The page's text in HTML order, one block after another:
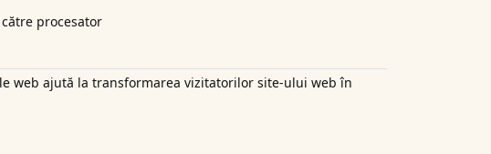
procesator
web ajută la transformarea vizitatorilor site-ului web în